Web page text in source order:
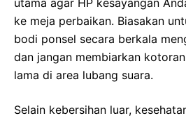
utama agar HP kesayangan
ke meja perbaikan. Biasakan
bodi ponsel secara berkala
dan jangan membiarkan
lama di area lubang suara.
Selain kebersihan luar,